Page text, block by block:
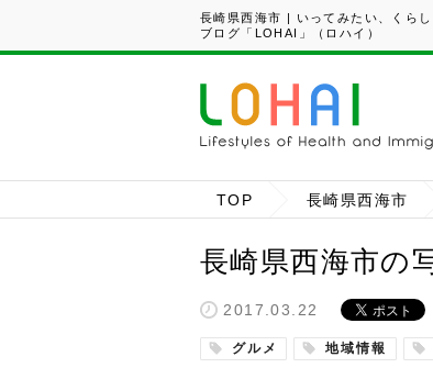
長崎県西海市 | いってみたい、くら
ブログ「LOHAI」（ロハイ）
TOP 長崎県西海市
長崎県西海市の
2017.03.22
グルメ 地域情報